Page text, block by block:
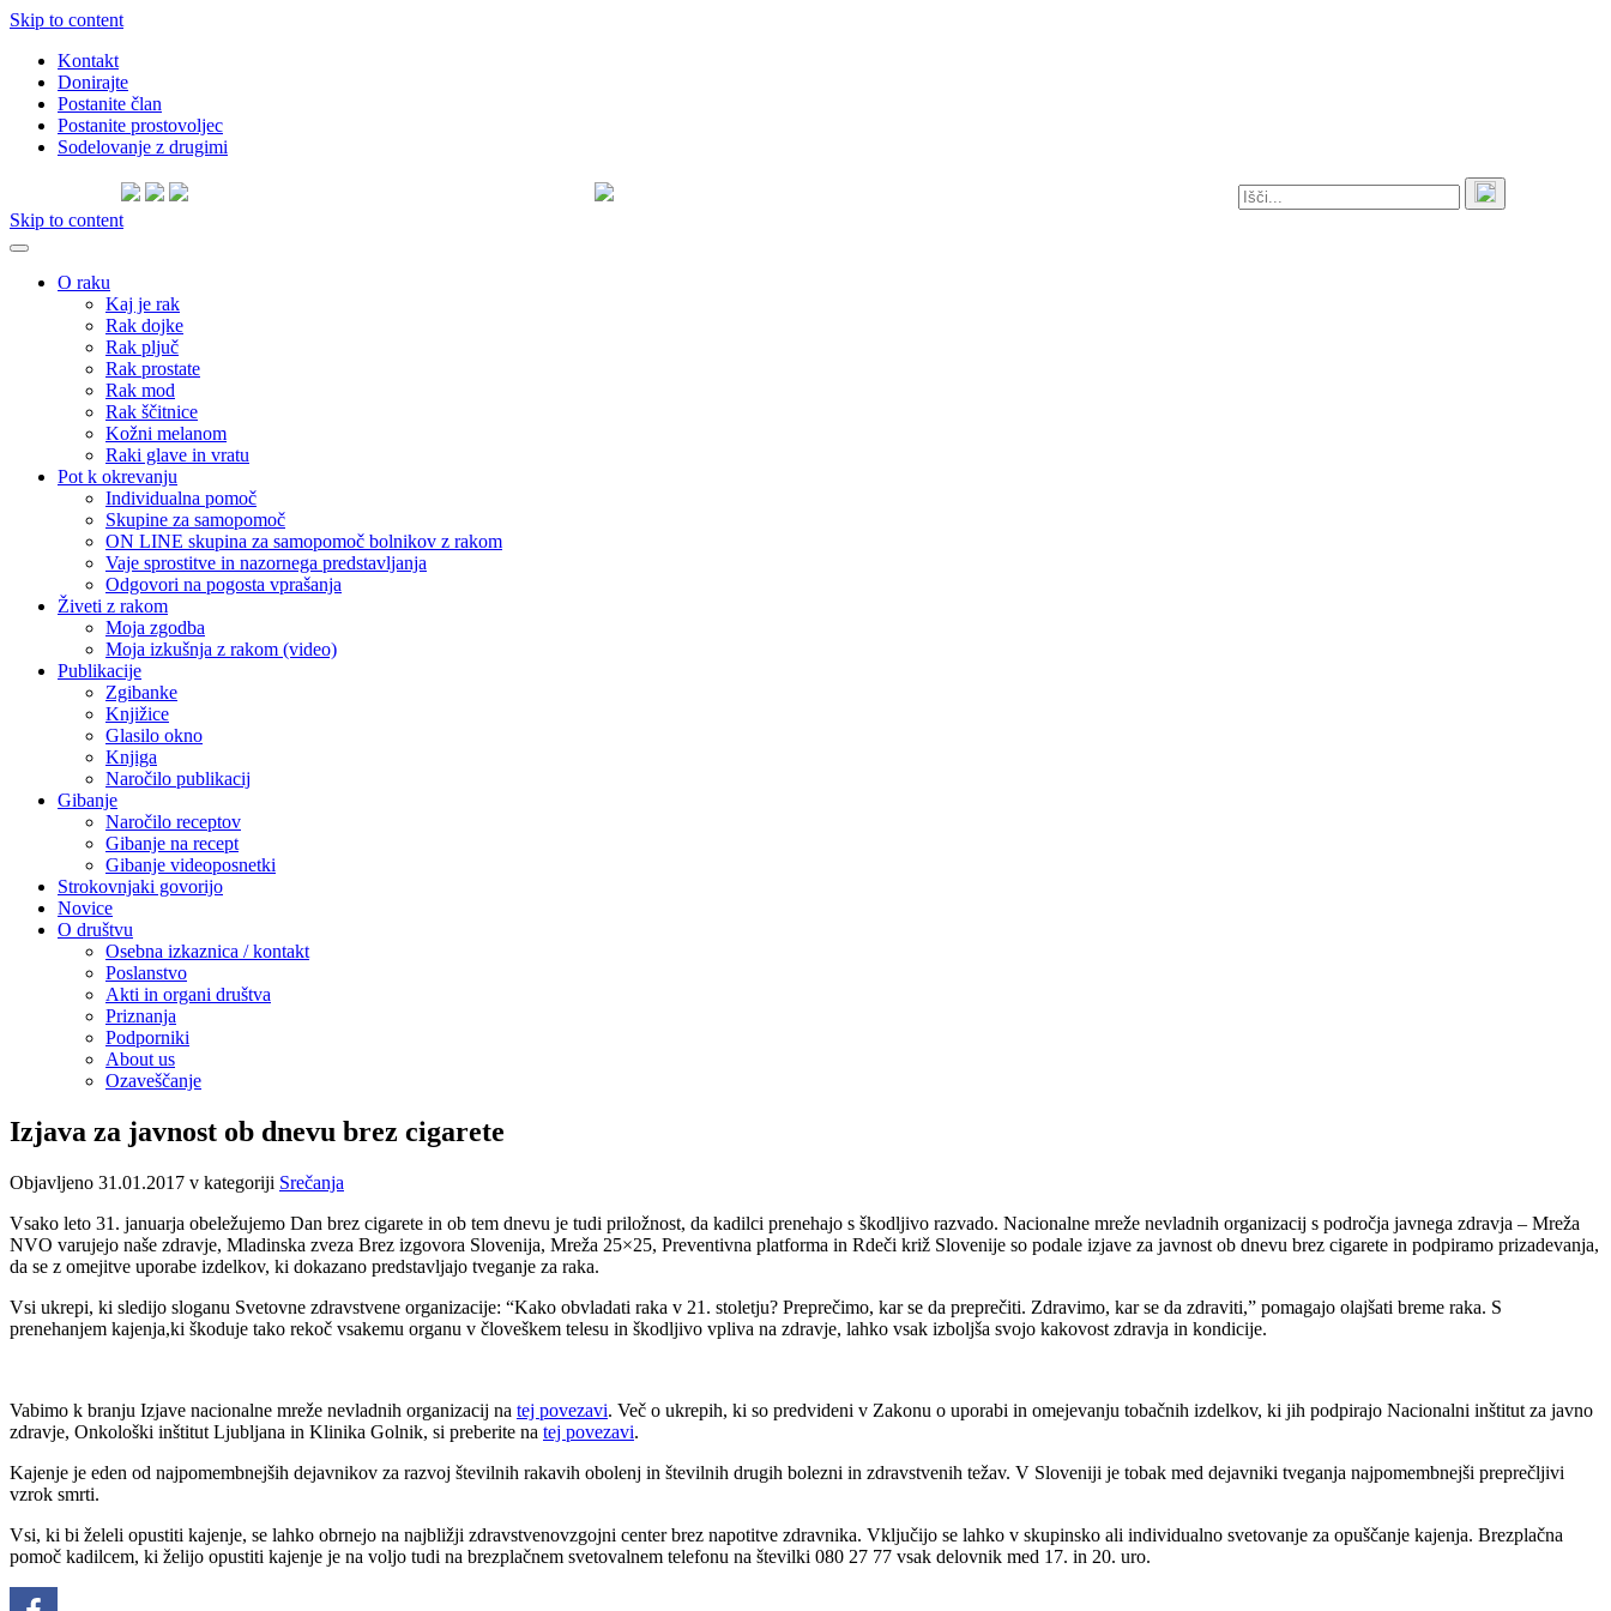
Skip to content
Kontakt
Donirajte
Postanite član
Postanite prostovoljec
Sodelovanje z drugimi
Skip to content
O raku
Kaj je rak
Rak dojke
Rak pljuč
Rak prostate
Rak mod
Rak ščitnice
Kožni melanom
Raki glave in vratu
Pot k okrevanju
Individualna pomoč
Skupine za samopomoč
ON LINE skupina za samopomoč bolnikov z rakom
Vaje sprostitve in nazornega predstavljanja
Odgovori na pogosta vprašanja
Živeti z rakom
Moja zgodba
Moja izkušnja z rakom (video)
Publikacije
Zgibanke
Knjižice
Glasilo okno
Knjiga
Naročilo publikacij
Gibanje
Naročilo receptov
Gibanje na recept
Gibanje videoposnetki
Strokovnjaki govorijo
Novice
O društvu
Osebna izkaznica / kontakt
Poslanstvo
Akti in organi društva
Priznanja
Podporniki
About us
Ozaveščanje
Izjava za javnost ob dnevu brez cigarete
Objavljeno 31.01.2017 v kategoriji Srečanja
Vsako leto 31. januarja obeležujemo Dan brez cigarete in ob tem dnevu je tudi priložnost, da kadilci prenehajo s škodljivo razvado. Nacionalne mreže nevladnih organizacij s področja javnega zdravja – Mreža
NVO varujejo naše zdravje, Mladinska zveza Brez izgovora Slovenija, Mreža 25×25, Preventivna platforma in Rdeči križ Slovenije so podale izjave za javnost ob dnevu brez cigarete in podpiramo prizadevanja,
da se z omejitve uporabe izdelkov, ki dokazano predstavljajo tveganje za raka.
Vsi ukrepi, ki sledijo sloganu Svetovne zdravstvene organizacije: “Kako obvladati raka v 21. stoletju? Preprečimo, kar se da preprečiti. Zdravimo, kar se da zdraviti,” pomagajo olajšati breme raka. S
prenehanjem kajenja,ki škoduje tako rekoč vsakemu organu v človeškem telesu in škodljivo vpliva na zdravje, lahko vsak izboljša svojo kakovost zdravja in kondicije.
Vabimo k branju Izjave nacionalne mreže nevladnih organizacij na tej povezavi. Več o ukrepih, ki so predvideni v Zakonu o uporabi in omejevanju tobačnih izdelkov, ki jih podpirajo Nacionalni inštitut za javno
zdravje, Onkološki inštitut Ljubljana in Klinika Golnik, si preberite na tej povezavi.
Kajenje je eden od najpomembnejših dejavnikov za razvoj številnih rakavih obolenj in številnih drugih bolezni in zdravstvenih težav. V Sloveniji je tobak med dejavniki tveganja najpomembnejši preprečljivi
vzrok smrti.
Vsi, ki bi želeli opustiti kajenje, se lahko obrnejo na najbližji zdravstvenovzgojni center brez napotitve zdravnika. Vključijo se lahko v skupinsko ali individualno svetovanje za opuščanje kajenja. Brezplačna
pomoč kadilcem, ki želijo opustiti kajenje je na voljo tudi na brezplačnem svetovalnem telefonu na številki 080 27 77 vsak delovnik med 17. in 20. uro.